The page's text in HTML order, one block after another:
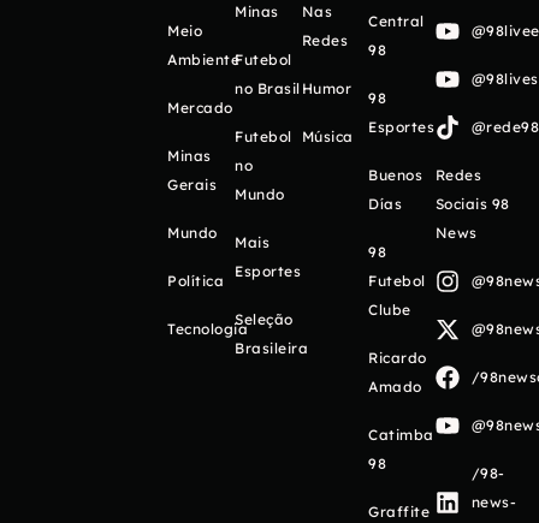
Meio
Ambiente
Mercado
Minas
Gerais
Mundo
Política
Tecnologia
Minas
Futebol
no Brasil
Futebol
no
Mundo
Mais
Esportes
Seleção
Brasileira
Nas
Redes
Humor
Música
Central
98
98
Esportes
Buenos
Días
98
Futebol
Clube
Ricardo
Amado
Catimba
98
Graffite
Redes
Sociais 98
News
/
/98-
news-